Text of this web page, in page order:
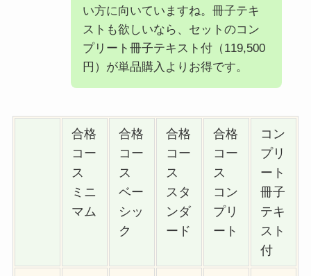
い方に向いていますね。冊子テキ
ストも欲しいなら、セットのコン
プリート冊子テキスト付（119,500
円）が単品購入よりお得です。
合格
コー
ス
ミニ
マム
合格
コー
ス
ベー
シッ
ク
合格
コー
ス
スタ
ンダ
ード
合格
コー
ス
コン
プリ
ート
コン
プリ
ート
冊子
テキ
スト
付